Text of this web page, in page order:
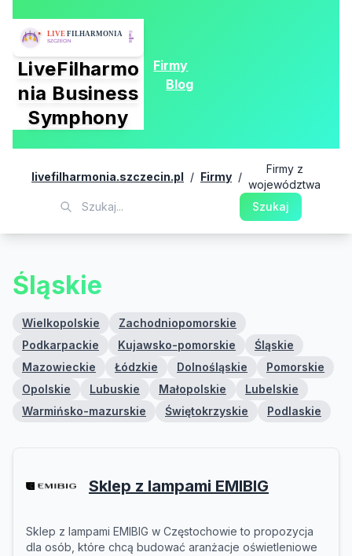
LiveFilharmo
nia Business
Symphony
Firmy
Blog
livefilharmonia.szczecin.pl / Firmy /
Firmy z
województwa
Szukaj
Śląskie
Wielkopolskie
Zachodniopomorskie
Podkarpackie
Kujawsko-pomorskie
Śląskie
Mazowieckie
Łódzkie Dolnośląskie
Pomorskie
Opolskie
Lubuskie Małopolskie
Lubelskie
Warmińsko-mazurskie
Świętokrzyskie Podlaskie
Sklep z lampami EMIBIG
Sklep z lampami EMIBIG w Częstochowie to propozycja
dla osób, które chcą budować aranżacje oświetleniowe